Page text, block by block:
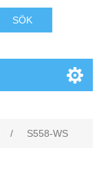
SÖK
/ S558-WS